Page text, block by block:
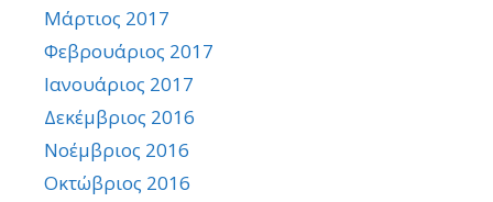
Μάρτιος 2017
Φεβρουάριος 2017
Ιανουάριος 2017
Δεκέμβριος 2016
Νοέμβριος 2016
Οκτώβριος 2016